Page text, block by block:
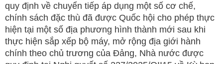
quy định về chuyển tiếp áp dụng một số cơ chế,
chính sách đặc thù đã được Quốc hội cho phép thực
hiện tại một số địa phương hình thành mới sau khi
thực hiện sắp xếp bộ máy, mở rộng địa giới hành
chính theo chủ trương của Đảng, Nhà nước được